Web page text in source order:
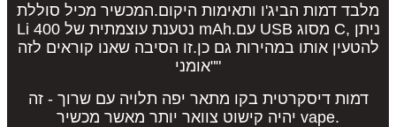
מלבד דמות הביג'ו ותאימות היקום.המכשיר מכיל סוללת
Li נטענת עוצמתית של 400 mAh.עם USB מסוג C, ניתן
להטעין אותו במהירות גם כן.זו הסיבה שאנו קוראים לזה
"אומני"
דמות דיסקרטית בקו מתאר יפה תלויה עם שרוך - זה
יהיה קישוט צוואר יותר מאשר מכשיר vape.